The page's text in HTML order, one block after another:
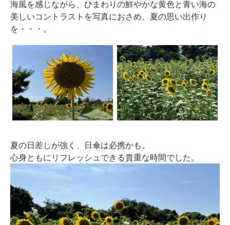
海風を感じながら、ひまわりの鮮やかな黄色と青い海の
美しいコントラストを写真におさめ、夏の思い出作り
を・・・。
夏の日差しが強く、日傘は必携かも。
心身ともにリフレッシュできる貴重な時間でした。